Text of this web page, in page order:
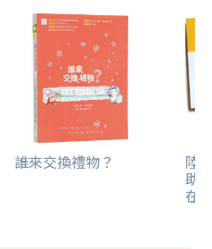
誰來交換禮物？ 陸
助
在